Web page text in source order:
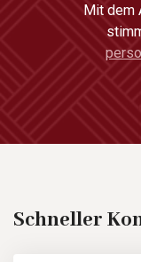
Mit dem
Schneller